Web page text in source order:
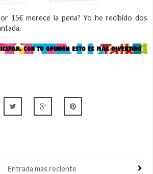
15€ merece la pena? Yo he recibido dos
Entrada más reciente